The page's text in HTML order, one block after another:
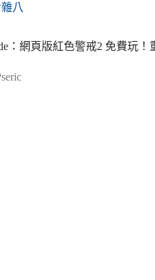
八
：網頁版紅色警戒2 免費玩！